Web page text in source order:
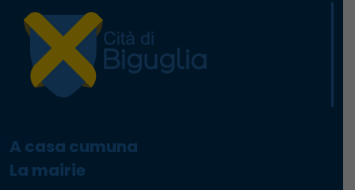
A casa cumuna
La mairie